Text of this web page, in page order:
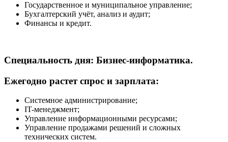
Государственное и муниципальное управление;
Бухгалтерский учёт, анализ и аудит;
Финансы и кредит.
Специальность дня: Бизнес-информатика.
Ежегодно растет спрос и зарплата:
Системное администрирование;
IT-менеджмент;
Управление информационными ресурсами;
Управление продажами решений и сложных
технических систем.